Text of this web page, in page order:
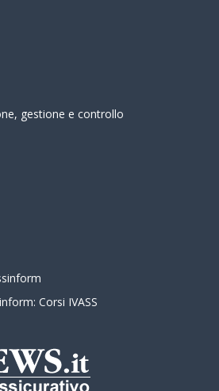
gestione e controllo
Corsi IVASS